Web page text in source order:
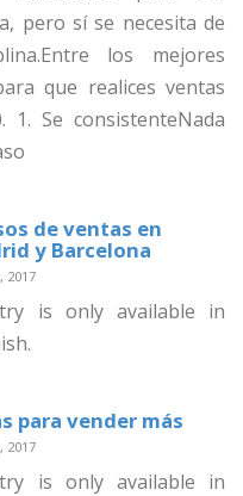
pero sí se necesita de
los mejores
que realices ventas
Se consistenteNada
de ventas en
y Barcelona
2017
is only available in
para vender más
2017
is only available in